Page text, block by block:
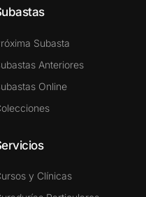
Subastas
Próxima Subasta
Subastas Anteriores
Subastas Online
Colecciones
Servicios
Cursos y Clínicas